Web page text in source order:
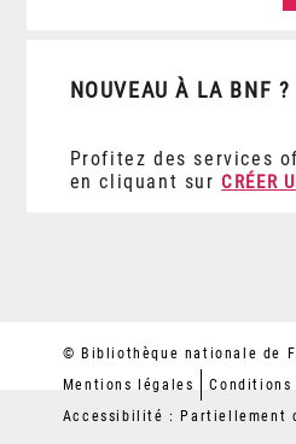
NOUVEAU À LA BNF ?
Profitez des services
en cliquant sur CRÉER
© Bibliothèque nationale de
Mentions légales
Accessibilité : Partiellement